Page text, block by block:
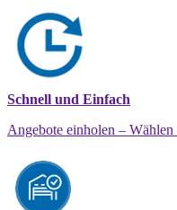
Schnell und Einfach
Angebote einholen –